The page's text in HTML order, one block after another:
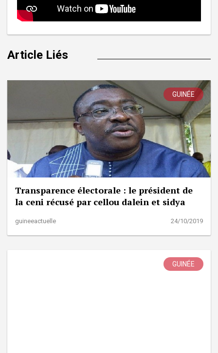
Article Liés
GUINÉE
Transparence électorale : le président de
la ceni récusé par cellou dalein et sidya
guineeactuelle 24/10/2019
GUINÉE